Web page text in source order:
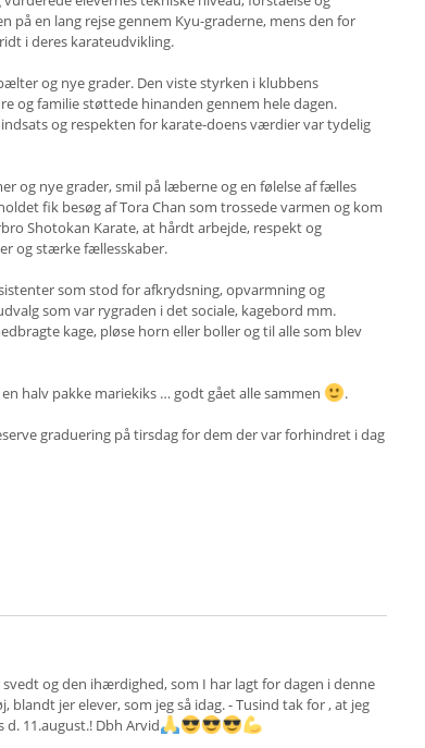
på en lang rejse gennem Kyu-graderne, mens den for
i deres karateudvikling.
og nye grader. Den viste styrken i klubbens
og familie støttede hinanden gennem hele dagen.
og respekten for karate-doens værdier var tydelig
og nye grader, smil på læberne og en følelse af fælles
fik besøg af Tora Chan som trossede varmen og kom
Shotokan Karate, at hårdt arbejde, respekt og
og stærke fællesskaber.
som stod for afkrydsning, opvarmning og
som var rygraden i det sociale, kagebord mm.
kage, pløse horn eller boller og til alle som blev
halv pakke mariekiks … godt gået alle sammen .
graduering på tirsdag for dem der var forhindret i dag
og den ihærdighed, som I har lagt for dagen i denne
jer elever, som jeg så idag. - Tusind tak for , at jeg
11.august.! Dbh Arvid